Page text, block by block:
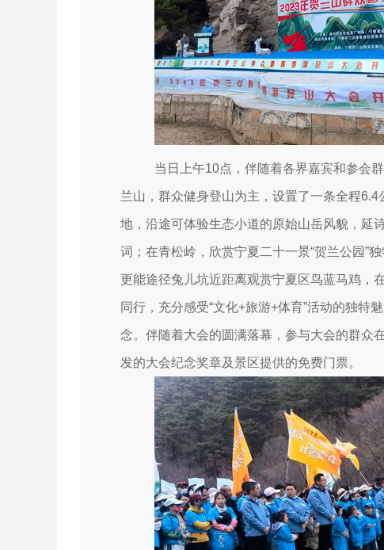
当日上午10点，伴随着各界嘉宾和参会
兰山， 群众健身登山为主，设置了一条全程6.4
地，沿途可体验生态小道的原始山岳风貌，延
词；在青松岭，欣赏宁夏二十一景“贺兰公园”
更能途径兔儿坑近距离观赏宁夏区鸟蓝马鸡，
同行，充分感受“文化+旅游+体育”活动的独特
念。伴随着大会的圆满落幕，参与大会的群众
发的大会纪念奖章及景区提供的免费门票。